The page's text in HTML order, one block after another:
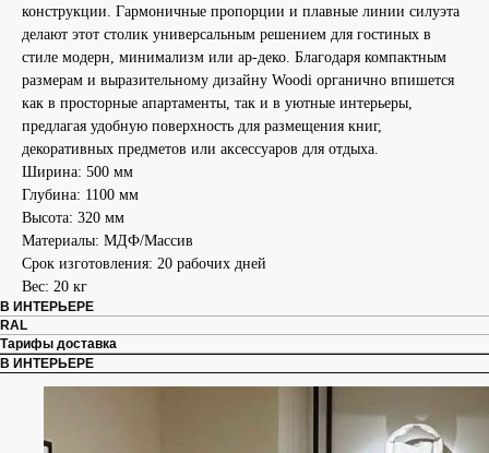
конструкции. Гармоничные пропорции и плавные линии силуэта
делают этот столик универсальным решением для гостиных в
стиле модерн, минимализм или ар-деко. Благодаря компактным
размерам и выразительному дизайну Woodi органично впишется
как в просторные апартаменты, так и в уютные интерьеры,
предлагая удобную поверхность для размещения книг,
декоративных предметов или аксессуаров для отдыха.
Ширина: 500 мм
Глубина: 1100 мм
Высота: 320 мм
Материалы: МДФ/Массив
Срок изготовления: 20 рабочих дней
Вес: 20 кг
В ИНТЕРЬЕРЕ
RAL
Тарифы доставка
В ИНТЕРЬЕРЕ